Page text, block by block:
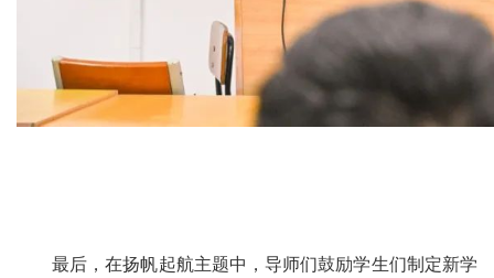
最后，在扬帆起航主题中，导师们鼓励学生们制定新学